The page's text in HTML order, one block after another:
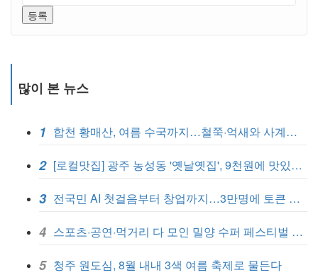
등록
많이 본 뉴스
1 합천 황매산, 여름 수국까지…철쭉·억새와 사계절 관광지 완성
2 [로컬맛집] 광주 농성동 '옛날옛집', 9천원에 맛있는 식사 한끼
3 전국민 AI 첫걸음부터 창업까지…3만명에 토큰 무료 지원
4 스포츠·공연·먹거리 다 모인 밀양 수퍼 페스티벌 7일 개막
5 청주 원도심, 8월 내내 3색 여름 축제로 물든다